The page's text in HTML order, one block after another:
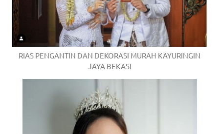
RIAS PENGANTIN DAN DEKORASI MURAH KAYURINGIN
JAYA BEKASI